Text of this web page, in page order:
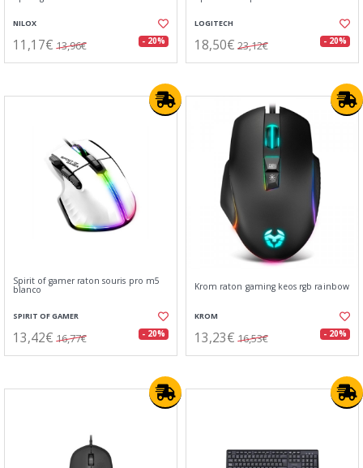
NILOX
11,17€ 13,96€ - 20%
LOGITECH
18,50€ 23,12€ - 20%
Spirit of gamer raton souris pro m5
blanco
SPIRIT OF GAMER
13,42€ 16,77€ - 20%
Krom raton gaming keos rgb rainbow
KROM
13,23€ 16,53€ - 20%